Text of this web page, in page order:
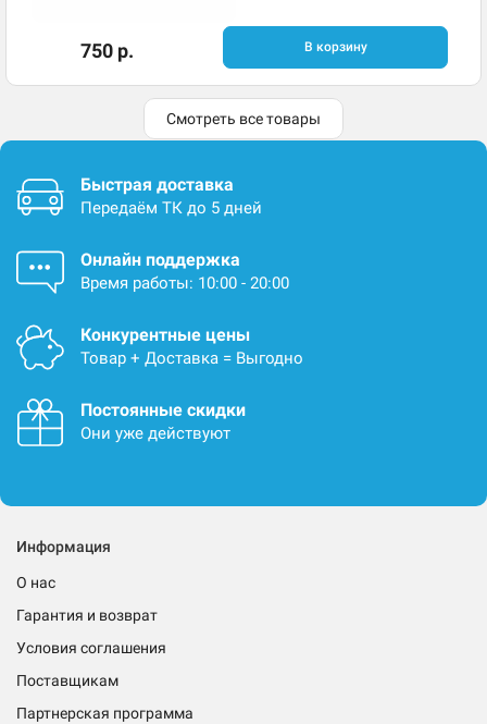
750 р. В корзину
Смотреть все товары
Быстрая доставка
Передаём ТК до 5 дней
Онлайн поддержка
Время работы: 10:00 - 20:00
Конкурентные цены
Товар + Доставка = Выгодно
Постоянные скидки
Они уже действуют
Информация
О нас
Гарантия и возврат
Условия соглашения
Поставщикам
Партнерская программа